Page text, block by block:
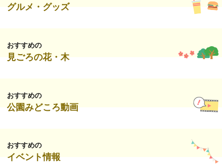
グルメ・グッズ
おすすめの
見ごろの花・木
おすすめの
公園みどころ動画
おすすめの
イベント情報